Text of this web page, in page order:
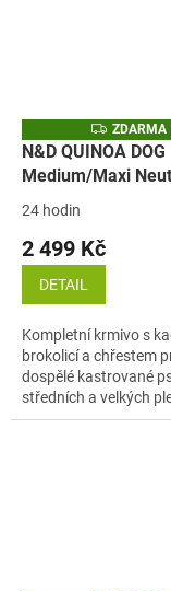
Z
D
A
R
ZDARMA
N&D QUINOA DOG
Medium/Maxi
Duck, Broccoli &
24 hodin
2 499 Kč
DETAIL
Kompletní krmivo s
brokolicí a chřestem
dospělé kastrované
středních a velkých